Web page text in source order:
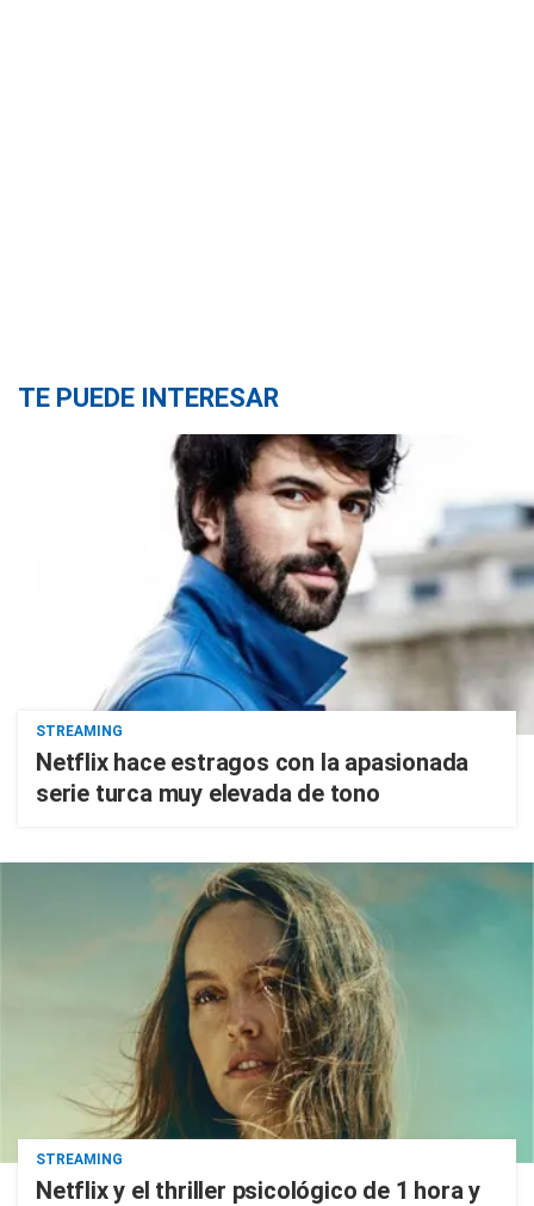
TE PUEDE INTERESAR
STREAMING
Netflix hace estragos con la apasionada
serie turca muy elevada de tono
STREAMING
Netflix y el thriller psicológico de 1 hora y